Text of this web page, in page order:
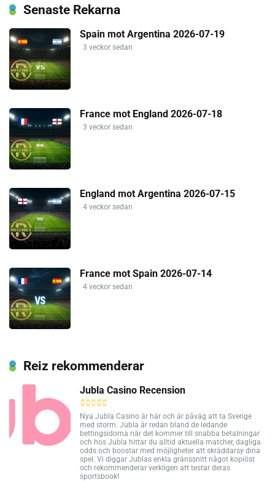
Senaste Rekarna
Spain mot Argentina 2026-07-19
3 veckor sedan
France mot England 2026-07-18
3 veckor sedan
England mot Argentina 2026-07-15
4 veckor sedan
France mot Spain 2026-07-14
4 veckor sedan
Reiz rekommenderar
Jubla Casino Recension
Nya Jubla Casino är här och är påväg att ta Sverige
med storm. Jubla är redan bland de ledande
bettingsidorna när det kommer till snabba betalningar
och hos Jubla hittar du alltid aktuella matcher, dagliga
odds och boostar med möjligheter att skräddarsy dina
spel. Vi diggar Jublas enkla gränssnitt något kopiöst
och rekommenderar verkligen att testar deras
sportsbook!